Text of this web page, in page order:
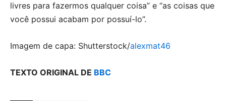
livres para fazermos qualquer coisa” e “as coisas que
você possui acabam por possuí-lo”.
Imagem de capa: Shutterstock/alexmat46
TEXTO ORIGINAL DE BBC